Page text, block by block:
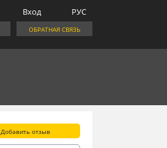
РУС
Вход
ОБРАТНАЯ СВЯЗЬ
Добавить отзыв